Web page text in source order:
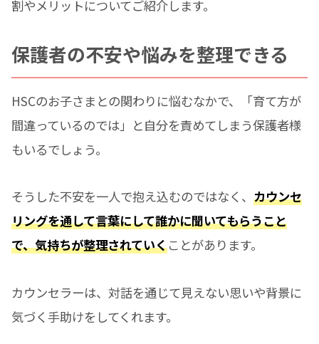
割やメリットについてご紹介します。
保護者の不安や悩みを整理できる
HSCのお子さまとの関わりに悩むなかで、「育て方が
間違っているのでは」と自分を責めてしまう保護者様
もいるでしょう。
そうした不安を一人で抱え込むのではなく、カウンセ
リングを通して言葉にして誰かに聞いてもらうこと
で、気持ちが整理されていくことがあります。
カウンセラーは、対話を通じて見えない思いや背景に
気づく手助けをしてくれます。